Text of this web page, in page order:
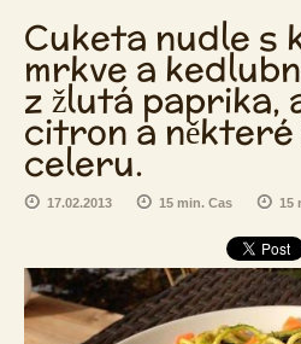
Cuketa nudle s
mrkve a
z žlutá paprika,
citron a
celeru.
17.02.2013 15 min. Cas 15